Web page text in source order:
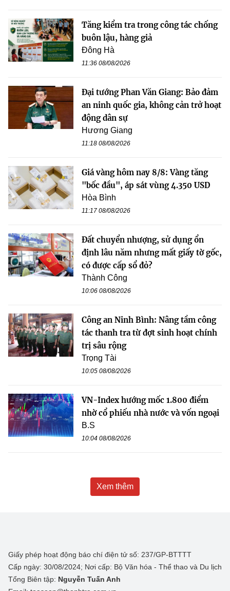
Tăng kiểm tra trong công tác chống
buôn lậu, hàng giả
Đông Hà
11:36 08/08/2026
Đại tướng Phan Văn Giang: Bảo đảm
an ninh quốc gia, không cản trở hoạt
động dân sự
Hương Giang
11:18 08/08/2026
Giá vàng hôm nay 8/8: Vàng tăng
"bốc đầu", áp sát vùng 4.350 USD
Hòa Bình
11:17 08/08/2026
Đất chuyển nhượng, sử dụng ổn
định lâu năm nhưng mất giấy tờ gốc,
có được cấp sổ đỏ?
Thành Công
10:06 08/08/2026
Công an Ninh Bình: Nâng tầm công
tác thanh tra từ đợt sinh hoạt chính
trị sâu rộng
Trọng Tài
10:05 08/08/2026
VN-Index hướng mốc 1.800 điểm
nhờ cổ phiếu nhà nước và vốn ngoại
B.S
10:04 08/08/2026
Xem thêm
Giấy phép hoạt động báo chí điện tử số: 237/GP-BTTTT
Cấp ngày: 30/08/2024; Nơi cấp: Bộ Văn hóa - Thể thao và Du lịch
Tổng Biên tập: Nguyễn Tuấn Anh